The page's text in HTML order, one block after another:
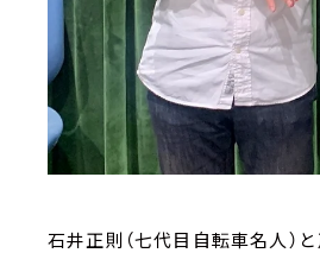
石井正則（七代目自転車名人）